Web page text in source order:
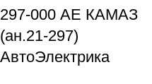
297-000 АЕ КАМАЗ
(ан.21-297)
АвтоЭлектрика